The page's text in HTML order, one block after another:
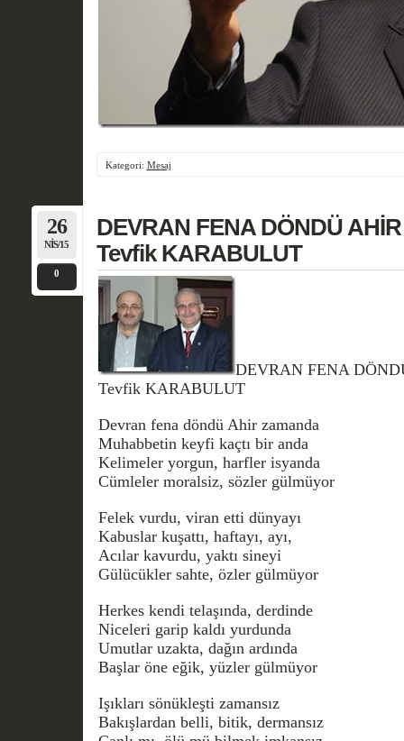
Kategori: Mesaj
26
NIS/15
0
DEVRAN FENA DÖNDÜ
Tevfik KARABULUT
DEVRAN FENA
Tevfik KARABULUT
Devran fena döndü Ahir zamanda
Muhabbetin keyfi kaçtı bir anda
Kelimeler yorgun, harfler isyanda
Cümleler moralsiz, sözler gülmüyor
Felek vurdu, viran etti dünyayı
Kabuslar kuşattı, haftayı, ayı,
Acılar kavurdu, yaktı sineyi
Gülücükler sahte, özler gülmüyor
Herkes kendi telaşında, derdinde
Niceleri garip kaldı yurdunda
Umutlar uzakta, dağın ardında
Başlar öne eğik, yüzler gülmüyor
Işıkları sönükleşti zamansız
Bakışlardan belli, bitik, dermansız